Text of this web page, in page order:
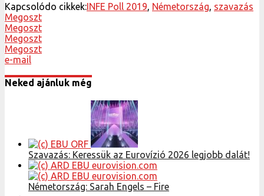
Kapcsolódo cikkek:INFE Poll 2019 Németország szavazás
Megoszt
Megoszt
Megoszt
Megoszt
e-mail
Neked ajánluk még
Szavazás: Keressük az Eurovízió 2026 legjobb dalát!
Németország: Sarah Engels – Fire